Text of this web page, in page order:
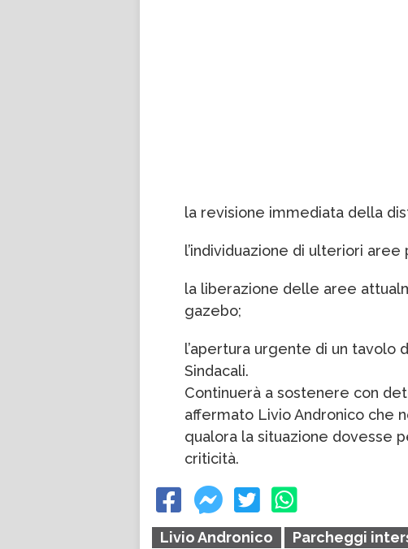
la revisione immediata della
l’individuazione di ulteriori
la liberazione delle aree
gazebo;
l’apertura urgente di un tavolo
Sindacali.
Continuerà a sostenere con
affermato Livio Andronico che
qualora la situazione dovesse
criticità.
Livio Andronico
Parcheggi